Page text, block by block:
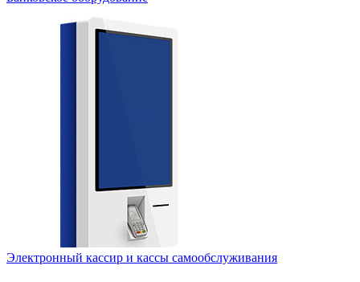
Электронный кассир и кассы самообслуживания